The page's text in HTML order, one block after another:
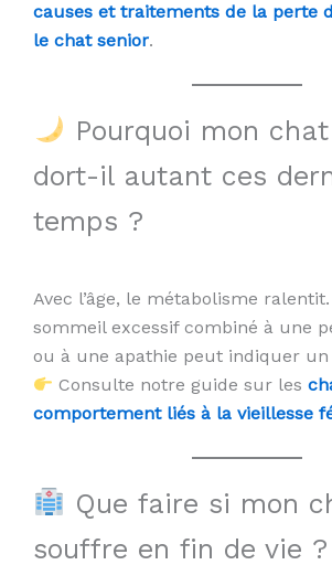
causes et traitements de la perte
le chat senior.
Pourquoi mon
dort-il autant ces
temps ?
Avec l’âge, le métabolisme
sommeil excessif combiné à une
ou à une apathie peut indiquer un
Consulte notre guide sur les
comportement liés à la vieillesse
Que faire si mon
souffre en fin de vie ?